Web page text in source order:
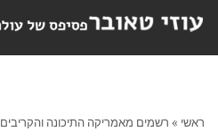
ראשי » רשמים מאמריקה התיכונה והקריבים